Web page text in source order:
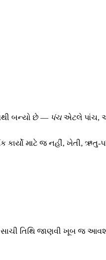
બન્યો છે — પંચએટલે પાંચ,
માટે જ નહીં, ખેતી, ઋતુ-
તિથિ જાણવી ખૂબ જ